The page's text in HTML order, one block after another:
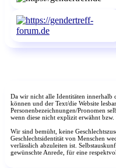
Da wir nicht alle Identitäten innerhalb
können und der Text/die Website
Personenbezeichnungen/Pronomen
wenn diese nicht explizit erwähnt bzw.
Wir sind bemüht, keine
Geschlechtsidentität von Menschen
verlässlich abzuleiten ist.
gewünschte Anrede, für eine